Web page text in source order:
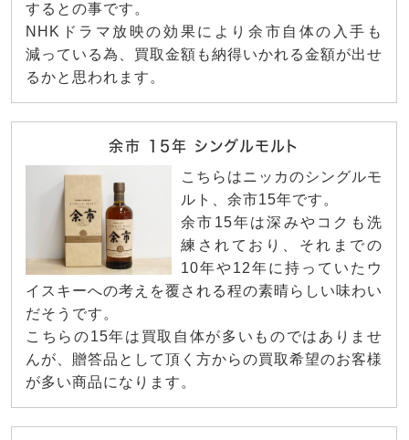
するとの事です。
NHKドラマ放映の効果により余市自体の入手も
減っている為、買取金額も納得いかれる金額が出せ
るかと思われます。
余市 15年 シングルモルト
こちらはニッカのシングルモ
ルト、余市15年です。
余市15年は深みやコクも洗
練されており、それまでの
10年や12年に持っていたウ
イスキーへの考えを覆される程の素晴らしい味わい
だそうです。
こちらの15年は買取自体が多いものではありませ
んが、贈答品として頂く方からの買取希望のお客様
が多い商品になります。